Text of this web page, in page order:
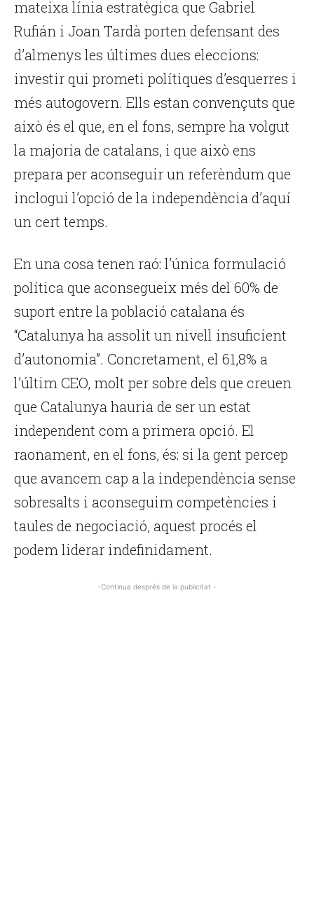
mateixa línia estratègica que Gabriel
Rufián i Joan Tardà porten defensant des
d’almenys les últimes dues eleccions:
investir qui prometi polítiques d’esquerres i
més autogovern. Ells estan convençuts que
això és el que, en el fons, sempre ha volgut
la majoria de catalans, i que això ens
prepara per aconseguir un referèndum que
inclogui l’opció de la independència d’aquí
un cert temps.
En una cosa tenen raó: l’única formulació
política que aconsegueix més del 60% de
suport entre la població catalana és
“Catalunya ha assolit un nivell insuficient
d’autonomia”. Concretament, el 61,8% a
l’últim CEO, molt per sobre dels que creuen
que Catalunya hauria de ser un estat
independent com a primera opció. El
raonament, en el fons, és: si la gent percep
que avancem cap a la independència sense
sobresalts i aconseguim competències i
taules de negociació, aquest procés el
podem liderar indefinidament.
-Continua després de la publicitat -